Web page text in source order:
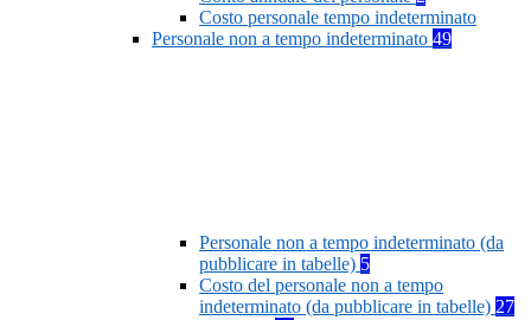
Costo personale tempo indeterminato
Personale non a tempo indeterminato 49
Personale non a tempo indeterminato (da
pubblicare in tabelle) 5
Costo del personale non a tempo
indeterminato (da pubblicare in tabelle) 27